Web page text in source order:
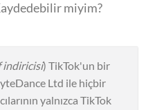
miyim?
indiricisi) TikTok'un bir
Ltd ile hiçbir
yalnızca TikTok